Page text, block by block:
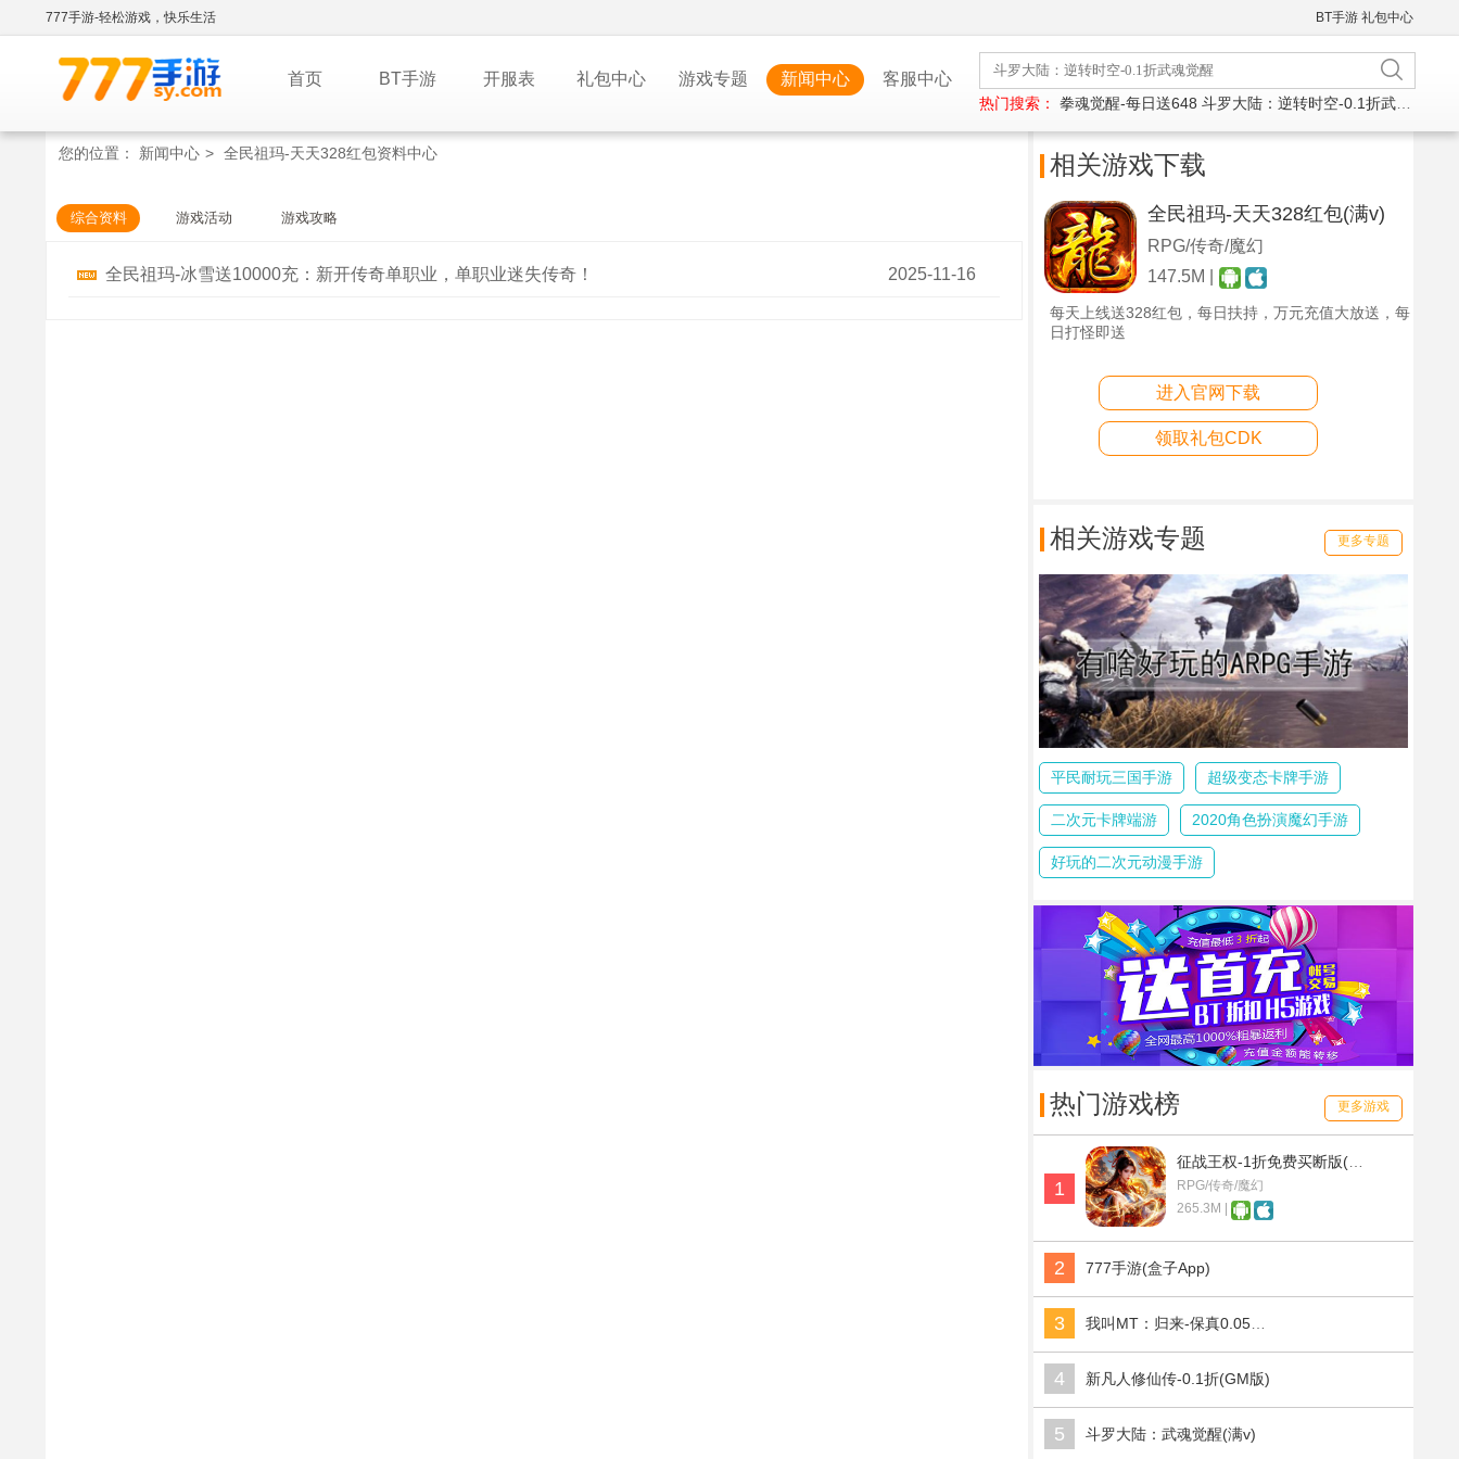
777手游-轻松游戏，快乐生活 BT手游 礼包中心
首页 BT手游 开服表 礼包中心 游戏专题 新闻中心 客服中心
热门搜索： 拳魂觉醒-每日送648 斗罗大陆：逆转时空-0.1折武魂觉醒
您的位置： 新闻中心 > 全民祖玛-天天328红包资料中心
综合资料 游戏活动 游戏攻略
全民祖玛-冰雪送10000充：新开传奇单职业，单职业迷失传奇！ 2025-11-16
相关游戏下载
全民祖玛-天天328红包(满v)
RPG/传奇/魔幻
147.5M |
每天上线送328红包，每日扶持，万元充值大放送，每
日打怪即送
进入官网下载
领取礼包CDK
相关游戏专题 更多专题
平民耐玩三国手游 超级变态卡牌手游
二次元卡牌端游 2020角色扮演魔幻手游
好玩的二次元动漫手游
热门游戏榜 更多游戏
1
RPG/传奇/魔幻
265.3M |
2 777手游(盒子App)
3
4 新凡人修仙传-0.1折(GM版)
5 斗罗大陆：武魂觉醒(满v)